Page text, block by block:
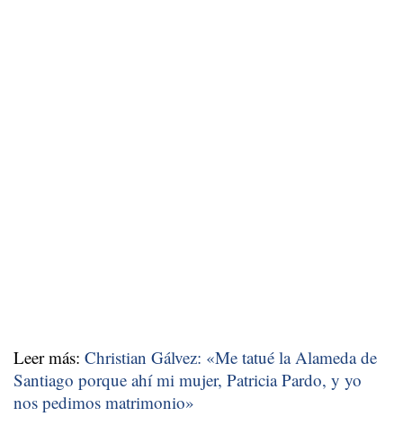
Leer más: Christian Gálvez: «Me tatué la Alameda de
Santiago porque ahí mi mujer, Patricia Pardo, y yo
nos pedimos matrimonio»